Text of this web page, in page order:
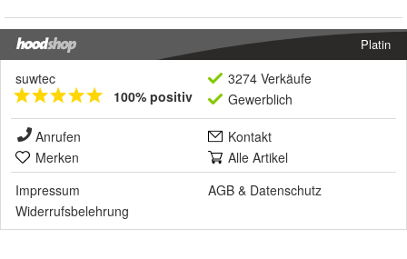
Platin
suwtec
100% positiv
3274 Verkäufe
Gewerblich
Anrufen
Kontakt
Merken
Alle Artikel
Impressum
AGB & Datenschutz
Widerrufsbelehrung